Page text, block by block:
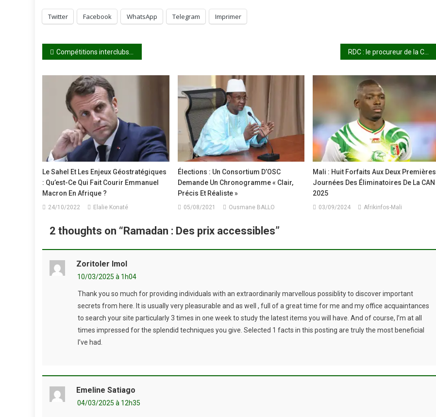
Twitter Facebook WhatsApp Telegram Imprimer
Navigation
de
l’article
Compétitions interclubs africaines: De beaux duels en vue mais sans le Djoliba ni le Stade malien
Le Sahel Et Les Enjeux Géostratégiques
: Qu’est-Ce Qui Fait Courir Emmanuel
Macron En Afrique ?
24/10/2022 Elalie Konaté
Élections : Un Consortium D’OSC
Demande Un Chronogramme « Clair,
Précis Et Réaliste »
05/08/2021 Ousmane BALLO
Mali : Huit Forfaits Aux Deux Premières
Journées Des Éliminatoires De La CAN
2025
03/09/2024 Afrikinfos-Mali
2 thoughts on “Ramadan : Des prix accessibles”
Zoritoler Imol
10/03/2025 à 1h04
Thank you so much for providing individuals with an extraordinarily marvellous possiblity to discover important
secrets from here. It is usually very pleasurable and as well , full of a great time for me and my office acquaintances
to search your site particularly 3 times in one week to study the latest items you will have. And of course, I’m at all
times impressed for the splendid techniques you give. Selected 1 facts in this posting are truly the most beneficial
I’ve had.
Emeline Satiago
04/03/2025 à 12h35